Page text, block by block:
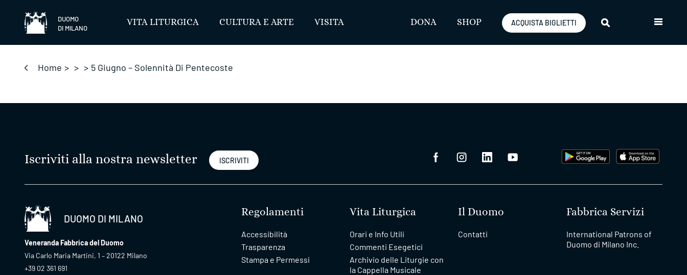
DUOMO
DI MILANO
VITA LITURGICA CULTURA E ARTE VISITA DONA SHOP ACQUISTA BIGLIETTI
Home > > > 5 Giugno – Solennità Di Pentecoste
Iscriviti alla nostra newsletter ISCRIVITI
DUOMO DI MILANO
Veneranda Fabbrica del Duomo
Via Carlo Maria Martini, 1 – 20122 Milano
+39 02 361 691
Regolamenti
Accessibilità
Trasparenza
Stampa e Permessi
Vita Liturgica
Orari e Info Utili
Commenti Esegetici
Archivio delle Liturgie con
la Cappella Musicale
Il Duomo
Contatti
Fabbrica Servizi
International Patrons of
Duomo di Milano Inc.